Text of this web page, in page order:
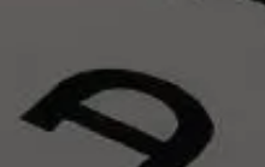
配鏡指南